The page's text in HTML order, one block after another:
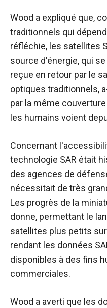
Wood a expliqué que,
traditionnels qui
réfléchie, les satellites
source d'énergie, qui
reçue en retour par le
optiques traditionnels,
par la même
les humains voient
Concernant
technologie SAR était
des agences de
nécessitait de très
Les progrès de la
donne, permettant le
satellites plus petits
rendant les données
disponibles à des fins
commerciales.
Wood a averti que les